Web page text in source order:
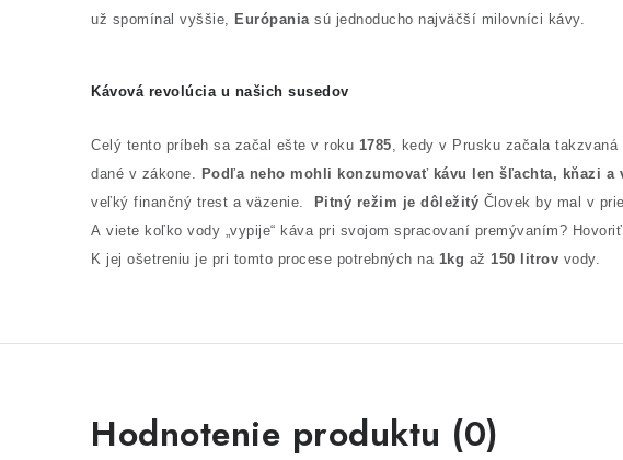
už spomínal vyššie, Európaniasú jednoducho najväčší milovníci kávy.
Kávová revolúcia u našich susedov
Celý tento príbeh sa začal ešte v roku 1785, kedy v Prusku začala
dané v zákone. Podľa neho mohli konzumovať kávu len šľachta, kňazi a
veľký finančný trest a väzenie.
Pitný režim je dôležitý Človek by mal v
A viete koľko vody „vypije“ káva pri svojom spracovaní premývaním?
K jej ošetreniu je pri tomto procese potrebných na 1kg až 150 litrov vody.
Hodnotenie produktu (0)